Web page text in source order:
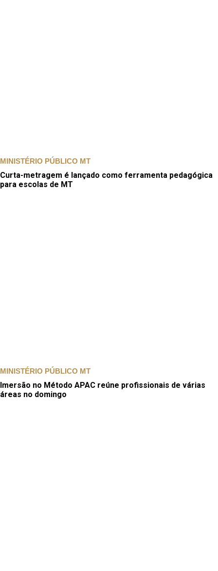
MINISTÉRIO PÚBLICO MT
Curta-metragem é lançado como ferramenta pedagógica
para escolas de MT
MINISTÉRIO PÚBLICO MT
Imersão no Método APAC reúne profissionais de várias
áreas no domingo